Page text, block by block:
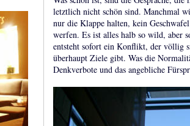
letztlich nicht schön sind. Manchmal
nur die Klappe halten, kein
werfen. Es ist alles halb so wild, aber
entsteht sofort ein Konflikt, der völlig
überhaupt Ziele gibt. Was die
Denkverbote und das angebliche